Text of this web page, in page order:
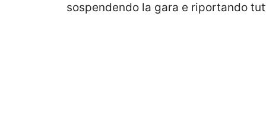
sospendendo la gara e riportando